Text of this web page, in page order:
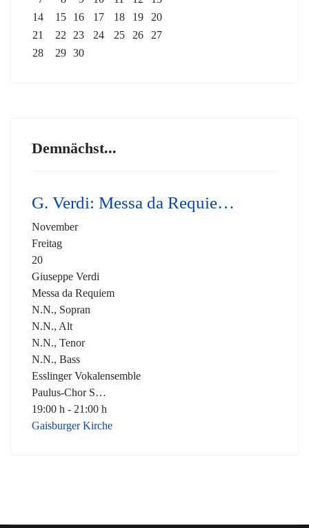
14
15 16 17 18 19
20
21
22 23 24 25 26
27
28
29 30
Demnächst...
G. Verdi: Messa da Requie…
November
Freitag
20
Giuseppe Verdi
Messa da Requiem
N.N., Sopran
N.N., Alt
N.N., Tenor
N.N., Bass
Esslinger Vokalensemble
Paulus-Chor S…
19:00 h - 21:00 h
Gaisburger Kirche